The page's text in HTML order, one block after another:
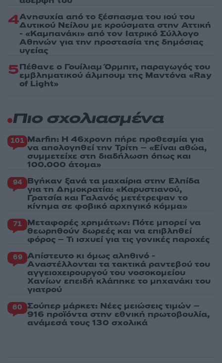
4Ανησυχία από το ξέσπασμα του ιού του
Δυτικού Νείλου με κρούσματα στην Αττική
- «Καμπανάκι» από τον Ιατρικό Σύλλογο
Αθηνών για την προστασία της δημόσιας
υγείας
5Πέθανε ο Γουίλιαμ Όρμπιτ, παραγωγός του
εμβληματικού άλμπουμ της Μαντόνα «Ray
of Light»
Πιο σχολιασμένα
101 Marfin: Η 46χρονη πήρε προθεσμία για
να απολογηθεί την Τρίτη – «Είναι αθώα,
συμμετείχε στη διαδήλωση όπως και
100.000 άτομα»
94 Βγήκαν ξανά τα μαχαίρια στην Ελπίδα
για τη Δημοκρατία: «Καρυστιανού,
Γρατσία και Γαλανός μετέτρεψαν το
κίνημα σε φοβικό αρχηγικό κόμμα»
71 Μεταφορές χρημάτων: Πότε μπορεί να
θεωρηθούν δωρεές και να επιβληθεί
φόρος – Τι ισχυεί για τις γονικές παροχές
69 Απίστευτο κι όμως αληθινό -
Aναστέλλονται τα τακτικά ραντεβού του
αγγειοχειρουργού του νοσοκομείου
Χανίων επειδή κλάπηκε το μηχανάκι του
γιατρού
60 Σούπερ μάρκετ: Νέες μειώσεις τιμών –
916 προϊόντα στην εθνική πρωτοβουλία,
ανάμεσά τους 130 σχολικά